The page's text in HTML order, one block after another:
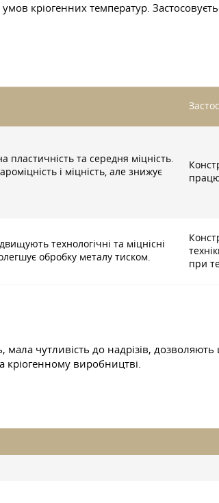
кріогенних температур.
пластичність та середня міцність.
і міцність, але знижує
технологічні та міцнісні
обробку металу тиском.
при
мала чутливість до надрізів,
кріогенному виробництві.